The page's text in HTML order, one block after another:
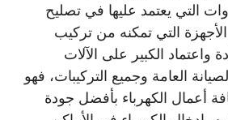
التي يعتمد عليها في تصليح
التي تمكنه من تركيب
واعتماد الكبير على الآلات
العامة وجميع التركيبات، فهو
أعمال الكهرباء بأفضل جودة